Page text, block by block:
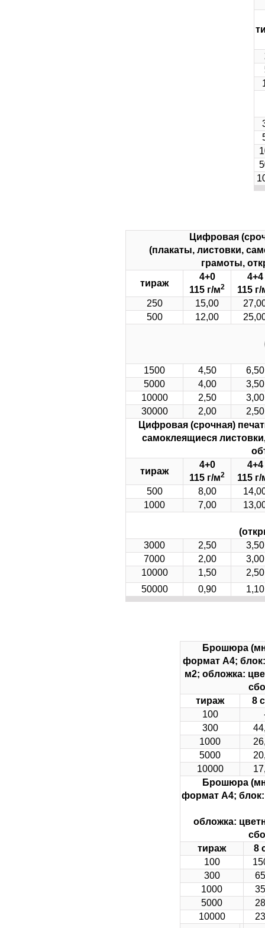
Цифровая
(плакаты, листовки,
грамоты,
тираж
4+0
115 г/м2
4+4
115 г/
250 15,00
500
12,00
1500
4,50 6,50
5000
4,00 3,50
10000
2,50 3,00
30000
2,00 2,50
Цифровая (срочная)
самоклеящиеся
тираж
4+0
115 г/м2
4+4
115 г/
500 8,00
1000
7,00
3000
2,50 3,50
7000
2,00 3,00
10000
1,50 2,50
50000
0,90 1,10
Брошюра
формат А4;
м2; обложка:
тираж
8
100
300
1000
5000
10000
Брошюра
формат А4; блок:
обложка:
тираж
8
100
300
1000
5000
10000